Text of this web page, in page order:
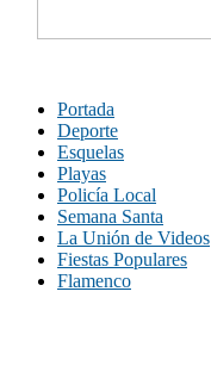
Portada
Deporte
Esquelas
Playas
Policía Local
Semana Santa
La Unión de Videos
Fiestas Populares
Flamenco